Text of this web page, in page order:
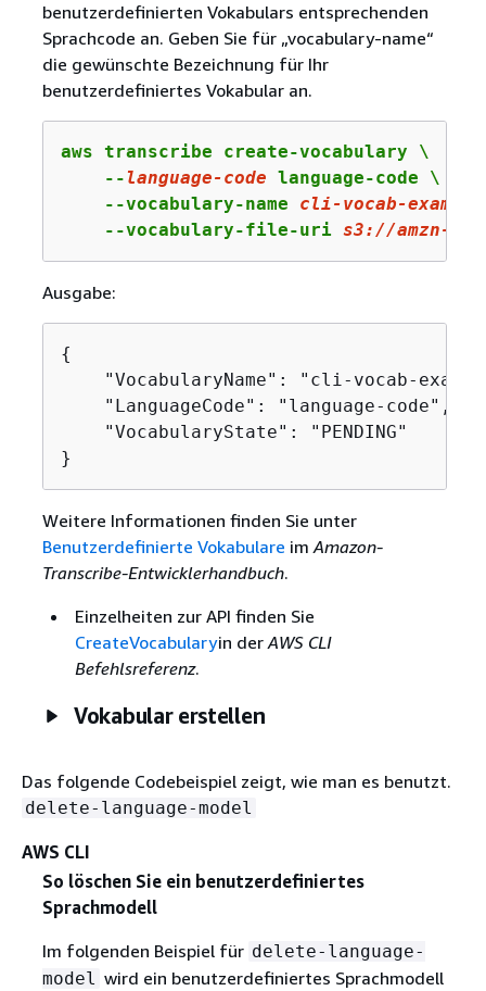
benutzerdefinierten Vokabulars entsprechenden
Sprachcode an. Geben Sie für „vocabulary-name“
die gewünschte Bezeichnung für Ihr
benutzerdefiniertes Vokabular an.
aws transcribe create-vocabulary \
    --
language-code language-code \
    --vocabulary-name
cli-vocab-example
    --vocabulary-file-uri
s3://amzn-
Ausgabe:
{
"VocabularyName": "cli-vocab-
    "LanguageCode": "language-code",
    "VocabularyState": "PENDING"
}
Weitere Informationen finden Sie unter
Benutzerdefinierte Vokabulare imAmazon-
Transcribe-Entwicklerhandbuch.
Einzelheiten zur API finden Sie
CreateVocabularyin derAWS CLI
Befehlsreferenz.
Vokabular erstellen
Das folgende Codebeispiel zeigt, wie man es benutzt.
delete-language-model
AWS CLI
So löschen Sie ein benutzerdefiniertes
Sprachmodell
Im folgenden Beispiel für delete-language-
model wird ein benutzerdefiniertes Sprachmodell